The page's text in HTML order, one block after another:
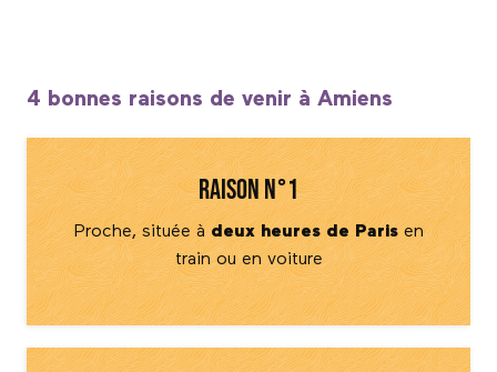
4 bonnes raisons de venir à Amiens
Raison n°1
Proche, située àdeux heures de Parisen
train ou en voiture